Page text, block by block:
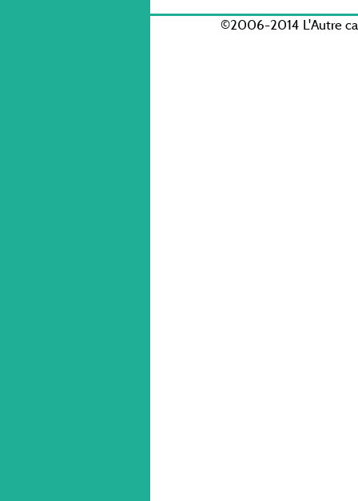
©2006-2014 L'Autre